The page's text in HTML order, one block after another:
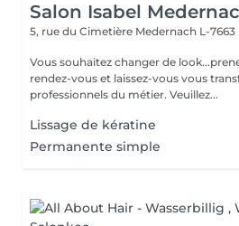
Salon Isabel
5, rue du Cimetière Medernach L-7663
Vous souhaitez changer de
rendez-vous et laissez-vous vous
professionnels du métier. Veuillez...
Lissage de kératine
Permanente simple